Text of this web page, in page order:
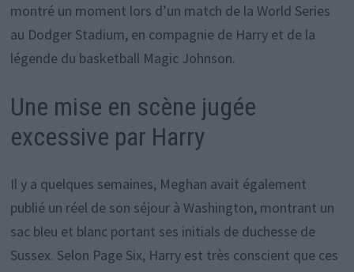
montré un moment lors d’un match de la World Series
au Dodger Stadium, en compagnie de Harry et de la
légende du basketball Magic Johnson.
Une mise en scène jugée
excessive par Harry
Il y a quelques semaines, Meghan avait également
publié un réel de son séjour à Washington, montrant un
sac bleu et blanc portant ses initials de duchesse de
Sussex. Selon Page Six, Harry est très conscient que ces